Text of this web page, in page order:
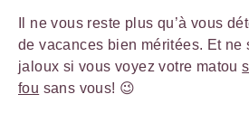
Il ne vous reste plus qu’à vous
de vacances bien méritées. Et ne
jaloux si vous voyez votre matou
fou sans vous! 😉